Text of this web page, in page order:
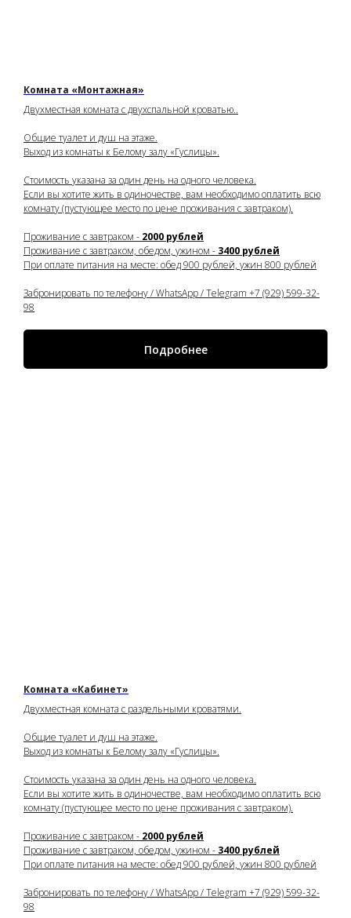
Комната «Монтажная»
Двухместная комната с двухспальной кроватью..
Общие туалет и душ на этаже.
Выход из комнаты к Белому залу «Гуслицы».
Стоимость указана за один день на одного человека.
Если вы хотите жить в одиночестве, вам необходимо оплатить всю
комнату (пустующее место по цене проживания с завтраком).
Проживание с завтраком - 2000 рублей
Проживание с завтраком, обедом, ужином - 3400 рублей
При оплате питания на месте: обед 900 рублей, ужин 800 рублей
Забронировать по телефону / WhatsApp / Telegram +7 (929) 599-32-
98
Подробнее
Комната «Кабинет»
Двухместная комната с раздельными кроватями.
Общие туалет и душ на этаже.
Выход из комнаты к Белому залу «Гуслицы».
Стоимость указана за один день на одного человека.
Если вы хотите жить в одиночестве, вам необходимо оплатить всю
комнату (пустующее место по цене проживания с завтраком).
Проживание с завтраком - 2000 рублей
Проживание с завтраком, обедом, ужином - 3400 рублей
При оплате питания на месте: обед 900 рублей, ужин 800 рублей
Забронировать по телефону / WhatsApp / Telegram +7 (929) 599-32-
98